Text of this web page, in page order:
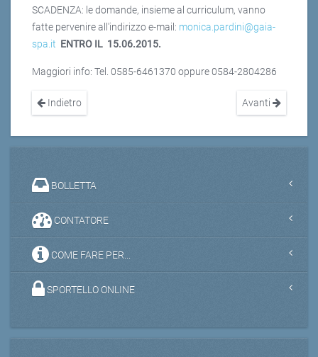
SCADENZA: le domande, insieme al curriculum, vanno
fatte pervenire all'indirizzo e-mail: monica.pardini@gaia-
spa.it ENTRO IL 15.06.2015.
Maggiori info: Tel. 0585-6461370 oppure 0584-2804286
Indietro Avanti
BOLLETTA
CONTATORE
COME FARE PER...
SPORTELLO ONLINE